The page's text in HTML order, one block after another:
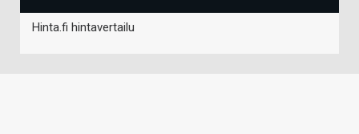
Hinta.fi hintavertailu